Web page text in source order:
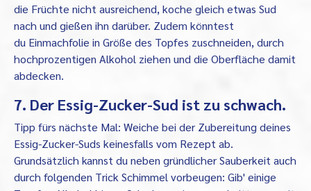
die Früchte nicht ausreichend, koche gleich etwas Sud
nach und gießen ihn darüber. Zudem könntest
du Einmachfolie in Größe des Topfes zuschneiden, durch
hochprozentigen Alkohol ziehen und die Oberfläche damit
abdecken.
7. Der Essig-Zucker-Sud ist zu schwach.
Tipp fürs nächste Mal: Weiche bei der Zubereitung deines
Essig-Zucker-Suds keinesfalls vom Rezept ab.
Grundsätzlich kannst du neben gründlicher Sauberkeit auch
durch folgenden Trick Schimmel vorbeugen: Gib' einige